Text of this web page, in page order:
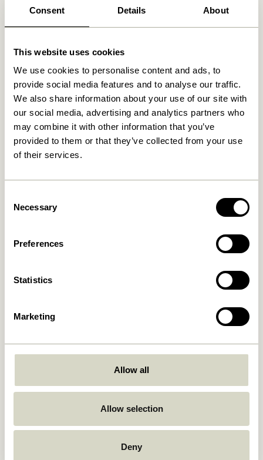
Consent Details About
This website uses cookies
We use cookies to personalise content and ads, to
provide social media features and to analyse our traffic.
We also share information about your use of our site with
our social media, advertising and analytics partners who
may combine it with other information that you’ve
provided to them or that they’ve collected from your use
of their services.
Selection
Necessary
Preferences
Statistics
Marketing
Allow all
Allow selection
Deny